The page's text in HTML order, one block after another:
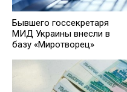
Бывшего госсекретаря
МИД Украины внесли в
базу «Миротворец»